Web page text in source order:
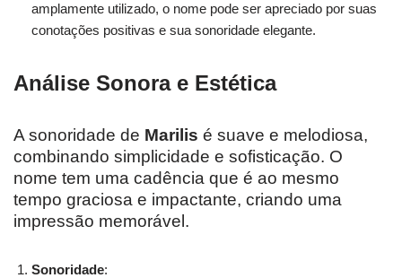
amplamente utilizado, o nome pode ser apreciado por suas
conotações positivas e sua sonoridade elegante.
Análise Sonora e Estética
A sonoridade de Marilis é suave e melodiosa,
combinando simplicidade e sofisticação. O
nome tem uma cadência que é ao mesmo
tempo graciosa e impactante, criando uma
impressão memorável.
Sonoridade: